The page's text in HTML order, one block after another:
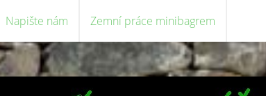
Napište nám Zemní práce minibagrem